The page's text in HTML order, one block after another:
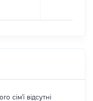
сім'ї відсутні